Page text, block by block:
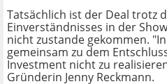
Tatsächlich ist der Deal trotz
Einverständnisses in der
nicht zustande gekommen.
gemeinsam zu dem
Investment nicht zu
Gründerin Jenny Reckmann.